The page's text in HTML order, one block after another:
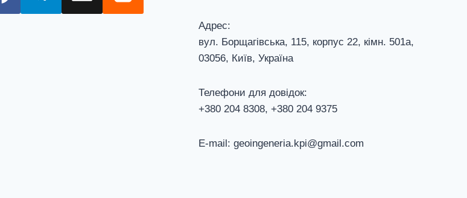
Адрес:
вул. Борщагівська, 115, корпус 22, кiмн. 501а,
03056, Київ, Україна
Телефони для довiдок:
+380 204 8308, +380 204 9375
E-mail: geoingeneria.kpi@gmail.com